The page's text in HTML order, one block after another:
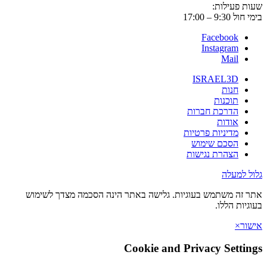
שעות פעילות:
בימי חול 9:30 – 17:00
Facebook
Instagram
Mail
ISRAEL3D
חנות
תוכנות
הדרכת חברות
אודות
מדיניות פרטיות
הסכם שימוש
הצהרת נגישות
גלול למעלה
אתר זה משתמש בעוגיות. גלישה באתר הינה הסכמה מצדך לשימוש
בעוגיות הללו.
אישור×
Cookie and Privacy Settings